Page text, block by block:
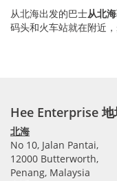
从北海出发的巴士从北
码头和火车站就在附近，
Hee Enterprise 地
北海
No 10, Jalan Pantai,
12000 Butterworth,
Penang, Malaysia